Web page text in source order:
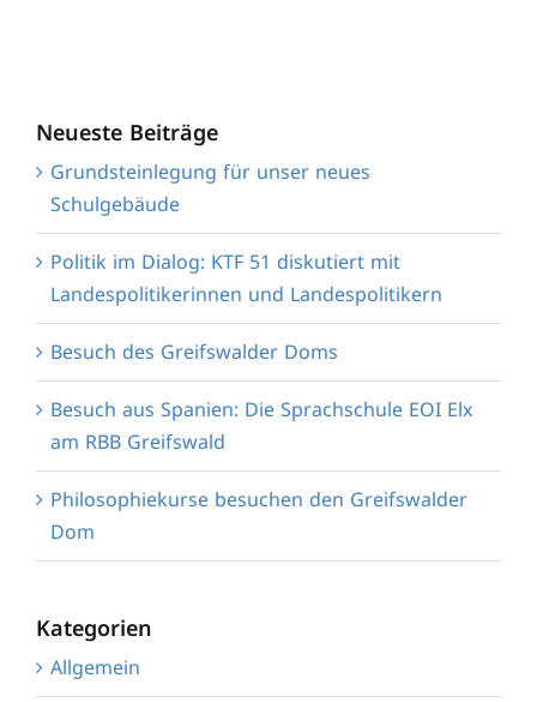
Neueste Beiträge
Grundsteinlegung für unser neues
Schulgebäude
Politik im Dialog: KTF 51 diskutiert mit
Landespolitikerinnen und Landespolitikern
Besuch des Greifswalder Doms
Besuch aus Spanien: Die Sprachschule EOI Elx
am RBB Greifswald
Philosophiekurse besuchen den Greifswalder
Dom
Kategorien
Allgemein